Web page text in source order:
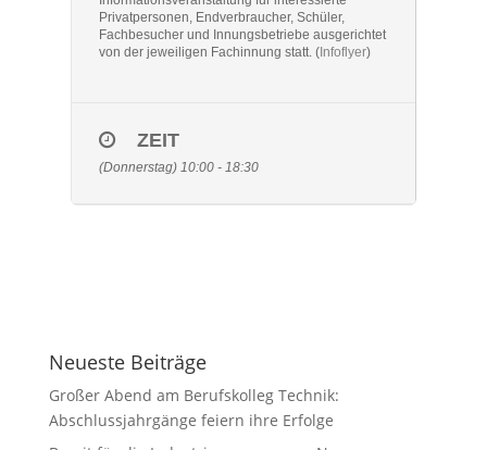
Privatpersonen, Endverbraucher, Schüler,
Fachbesucher und Innungsbetriebe ausgerichtet
von der jeweiligen Fachinnung statt. (Infoflyer)
ZEIT
(Donnerstag) 10:00 - 18:30
Neueste Beiträge
Großer Abend am Berufskolleg Technik:
Abschlussjahrgänge feiern ihre Erfolge